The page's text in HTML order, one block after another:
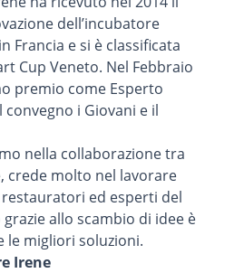
dell’incubatore
Francia e si è classificata
Cup Veneto. Nel Febbraio
premio come Esperto
i Giovani e il
nella collaborazione tra
crede molto nel lavorare
ed esperti del
allo scambio di idee è
le migliori soluzioni.
Irene